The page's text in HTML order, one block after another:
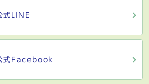
式LINE
式Facebook